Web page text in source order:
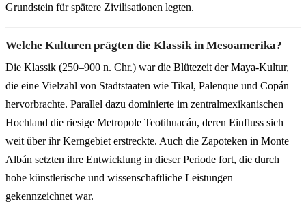
Grundstein für spätere Zivilisationen legten.
Welche Kulturen prägten die Klassik in Mesoamerika?
Die Klassik (250–900 n. Chr.) war die Blütezeit der Maya-Kultur,
die eine Vielzahl von Stadtstaaten wie Tikal, Palenque und Copán
hervorbrachte. Parallel dazu dominierte im zentralmexikanischen
Hochland die riesige Metropole Teotihuacán, deren Einfluss sich
weit über ihr Kerngebiet erstreckte. Auch die Zapoteken in Monte
Albán setzten ihre Entwicklung in dieser Periode fort, die durch
hohe künstlerische und wissenschaftliche Leistungen
gekennzeichnet war.